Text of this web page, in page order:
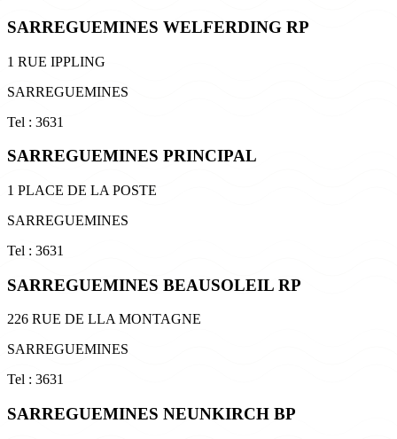
SARREGUEMINES WELFERDING RP
1 RUE IPPLING
SARREGUEMINES
Tel : 3631
SARREGUEMINES PRINCIPAL
1 PLACE DE LA POSTE
SARREGUEMINES
Tel : 3631
SARREGUEMINES BEAUSOLEIL RP
226 RUE DE LLA MONTAGNE
SARREGUEMINES
Tel : 3631
SARREGUEMINES NEUNKIRCH BP